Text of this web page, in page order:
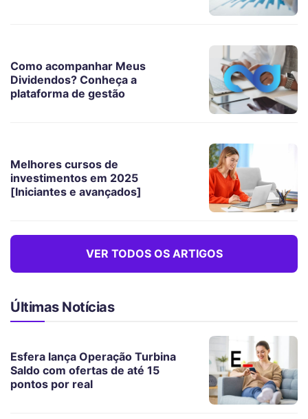
Como acompanhar Meus
Dividendos? Conheça a
plataforma de gestão
Melhores cursos de
investimentos em 2025
[Iniciantes e avançados]
VER TODOS OS ARTIGOS
Últimas Notícias
Esfera lança Operação Turbina
Saldo com ofertas de até 15
pontos por real